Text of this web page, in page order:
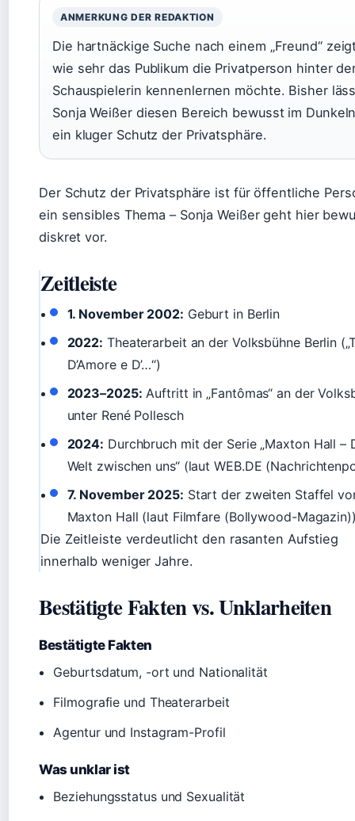
ANMERKUNG DER REDAKTION
Die hartnäckige Suche nach einem „Freund“
wie sehr das Publikum die Privatperson hinter
Schauspielerin kennenlernen möchte. Bisher
Sonja Weißer diesen Bereich bewusst im
ein kluger Schutz der Privatsphäre.
Der Schutz der Privatsphäre ist für öffentliche
ein sensibles Thema – Sonja Weißer geht hier
diskret vor.
Zeitleiste
1. November 2002: Geburt in Berlin
2022: Theaterarbeit an der Volksbühne Berlin
D’Amore e D’…“)
2023–2025: Auftritt in „Fantômas“ an der
unter René Pollesch
2024: Durchbruch mit der Serie „Maxton Hall –
Welt zwischen uns“ (laut WEB.DE
7. November 2025: Start der zweiten Staffel
Maxton Hall (laut Filmfare (Bollywood-
Die Zeitleiste verdeutlicht den rasanten Aufstieg
innerhalb weniger Jahre.
Bestätigte Fakten vs. Unklarheiten
Bestätigte Fakten
Geburtsdatum, -ort und Nationalität
Filmografie und Theaterarbeit
Agentur und Instagram-Profil
Was unklar ist
Beziehungsstatus und Sexualität